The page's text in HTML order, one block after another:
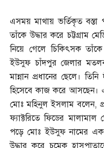
এসময় মাথায় ভর্তিকৃত
তাঁকে উদ্ধার করে চট্টগ্রাম
নিয়ে গেলে চিকিৎসক
ইউসুফ চাঁদপুর জেলার
মান্নান প্রধানের ছেলে। তিনি
হিসেবে কাজ করে আসছেন।
মোঃ মহিনুল ইসলাম বলেন,
ফ্যাক্টরিতে ফিডের
পড়ে মোঃ ইউসুফ নামের এক